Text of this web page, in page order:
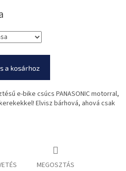
a kosárhoz
e-bike csúcs PANASONIC motorral,
Elvisz bárhová, ahová csak
MEGOSZTÁS